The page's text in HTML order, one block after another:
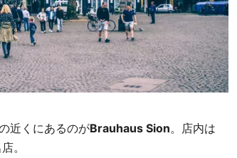
近くにあるのがBrauhaus Sion。店内は
。